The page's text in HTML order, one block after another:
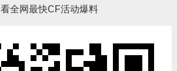
看全网最快CF活动爆料